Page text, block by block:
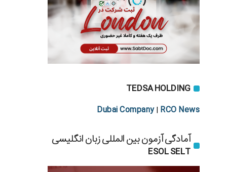
TEDSA HOLDING
Dubai Company| RCO News
آمادگی آزمون بین المللی زبان انگلیسی
ESOL SELT